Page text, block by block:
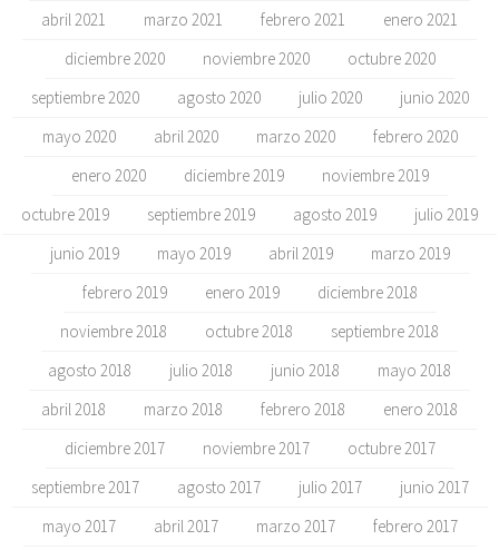
abril 2021
marzo 2021 febrero 2021
enero 2021
diciembre 2020
noviembre 2020
octubre 2020
septiembre 2020
agosto 2020 julio 2020
junio 2020
mayo 2020
abril 2020 marzo 2020
febrero 2020
enero 2020
diciembre 2019
noviembre 2019
octubre 2019
septiembre 2019 agosto 2019
julio 2019
junio 2019
mayo 2019 abril 2019
marzo 2019
febrero 2019
enero 2019
diciembre 2018
noviembre 2018
octubre 2018
septiembre 2018
agosto 2018
julio 2018 junio 2018
mayo 2018
abril 2018
marzo 2018 febrero 2018
enero 2018
diciembre 2017
noviembre 2017
octubre 2017
septiembre 2017
agosto 2017 julio 2017
junio 2017
mayo 2017
abril 2017 marzo 2017 febrero 2017